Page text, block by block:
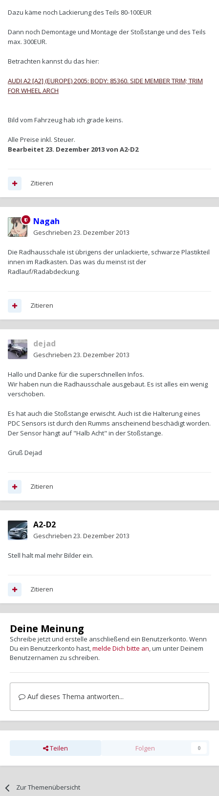
Dazu käme noch Lackierung des Teils 80-100EUR
Dann noch Demontage und Montage der Stoßstange und des Teils
max. 300EUR.
Betrachten kannst du das hier:
AUDI A2 [A2] (EUROPE) 2005: BODY: 85360. SIDE MEMBER TRIM; TRIM
FOR WHEEL ARCH
Bild vom Fahrzeug hab ich grade keins.
Alle Preise inkl. Steuer.
Bearbeitet 23. Dezember 2013von A2-D2
Zitieren
Nagah
Geschrieben 23. Dezember 2013
Die Radhausschale ist übrigens der unlackierte, schwarze Plastikteil
innen im Radkasten. Das was du meinst ist der
Radlauf/Radabdeckung.
Zitieren
dejad
Geschrieben 23. Dezember 2013
Hallo und Danke für die superschnellen Infos.
Wir haben nun die Radhausschale ausgebaut. Es ist alles ein wenig
verschoben.
Es hat auch die Stoßstange erwischt. Auch ist die Halterung eines
PDC Sensors ist durch den Rumms anscheinend beschädigt worden.
Der Sensor hängt auf "Halb Acht" in der Stoßstange.
Gruß Dejad
Zitieren
A2-D2
Geschrieben 23. Dezember 2013
Stell halt mal mehr Bilder ein.
Zitieren
Deine Meinung
Schreibe jetzt und erstelle anschließend ein Benutzerkonto. Wenn
Du ein Benutzerkonto hast,melde Dich bitte an, um unter Deinem
Benutzernamen zu schreiben.
Auf dieses Thema antworten...
Teilen Folgen 0
Zur Themenübersicht